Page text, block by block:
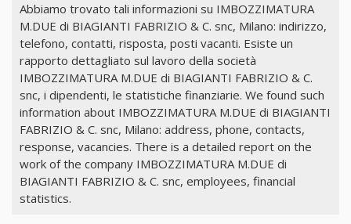
Abbiamo trovato tali informazioni su IMBOZZIMATURA
M.DUE di BIAGIANTI FABRIZIO & C. snc, Milano: indirizzo,
telefono, contatti, risposta, posti vacanti. Esiste un
rapporto dettagliato sul lavoro della società
IMBOZZIMATURA M.DUE di BIAGIANTI FABRIZIO & C.
snc, i dipendenti, le statistiche finanziarie. We found such
information about IMBOZZIMATURA M.DUE di BIAGIANTI
FABRIZIO & C. snc, Milano: address, phone, contacts,
response, vacancies. There is a detailed report on the
work of the company IMBOZZIMATURA M.DUE di
BIAGIANTI FABRIZIO & C. snc, employees, financial
statistics.